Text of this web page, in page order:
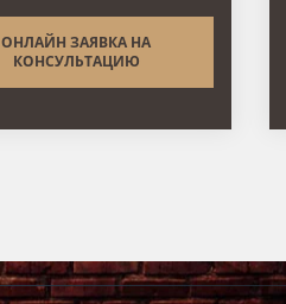
ОНЛАЙН ЗАЯВКА НА
КОНСУЛЬТАЦИЮ